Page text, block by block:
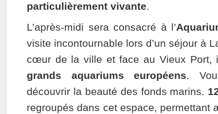
particulièrement vivante.
L’après-midi sera consacré à l’
visite incontournable lors d’un séjour à
cœur de la ville et face au Vieux Port,
grands aquariums européens.
découvrir la beauté des fonds marins.
regroupés dans cet espace, permettant